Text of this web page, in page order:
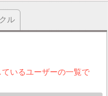
ル
いるユーザーの一覧で